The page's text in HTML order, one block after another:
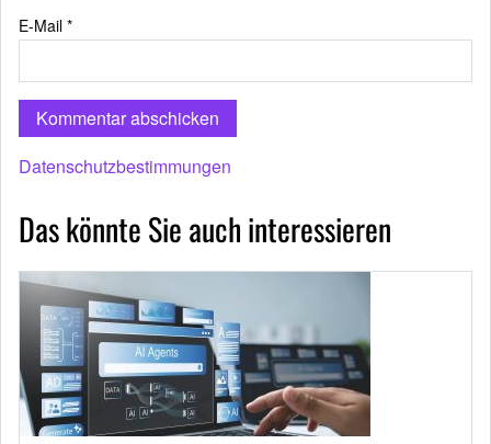
E-Mail *
Datenschutzbestimmungen
Das könnte Sie auch interessieren